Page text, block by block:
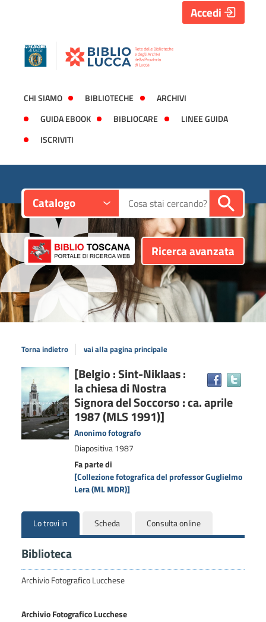
CHI SIAMO BIBLIOTECHE
ARCHIVI
GUIDA EBOOK
BIBLIOCARE
LINEE GUIDA
ISCRIVITI
Accedi
Catalogo Cerca su "Catalogo"
Ricerca avanzata
Torna indietro vai alla pagina principale
Dettaglio
del
documento
[Belgio : Sint-Niklaas :
la chiesa di Nostra
Signora del Soccorso : ca. aprile
1987 (MLS 1991)]
Anonimo fotografo
Diapositiva1987
Fa parte di
[Collezione fotografica del professor Guglielmo
Lera (ML MDR)]
Lo trovi in Scheda Consulta online
Biblioteca
Archivio Fotografico Lucchese
Archivio Fotografico Lucchese